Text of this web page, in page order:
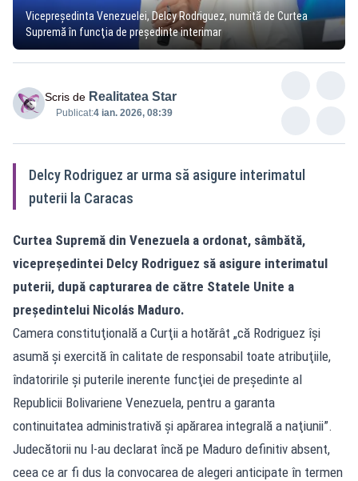
Vicepreședinta Venezuelei, Delcy Rodriguez, numită de Curtea
Supremă în funcţia de preşedinte interimar
Scris de Realitatea Star
Publicat:4 ian. 2026, 08:39
Delcy Rodriguez ar urma să asigure interimatul
puterii la Caracas
Curtea Supremă din Venezuela a ordonat, sâmbătă,
vicepreşedintei Delcy Rodriguez să asigure interimatul
puterii, după capturarea de către Statele Unite a
preşedintelui Nicolás Maduro.
Camera constituţională a Curţii a hotărât „că Rodriguez îşi
asumă şi exercită în calitate de responsabil toate atribuţiile,
îndatoririle şi puterile inerente funcţiei de preşedinte al
Republicii Bolivariene Venezuela, pentru a garanta
continuitatea administrativă şi apărarea integrală a naţiunii”.
Judecătorii nu l-au declarat încă pe Maduro definitiv absent,
ceea ce ar fi dus la convocarea de alegeri anticipate în termen